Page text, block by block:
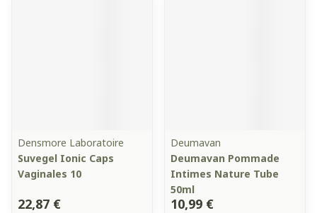
Densmore Laboratoire
Suvegel Ionic Caps
Vaginales 10
22,87 €
Deumavan
Deumavan Pommade
Intimes Nature Tube
50ml
10,99 €